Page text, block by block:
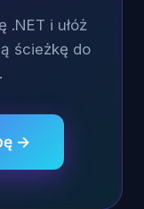
.NET i ułóż
ścieżkę do
→